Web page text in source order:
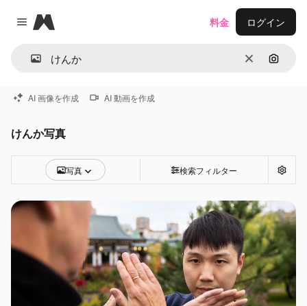
Close menu
Magnific
消去 画像で
料金 ログイン
AI 画像を作成 AI 動画を作成
けんか写真
写真 検索フィルター